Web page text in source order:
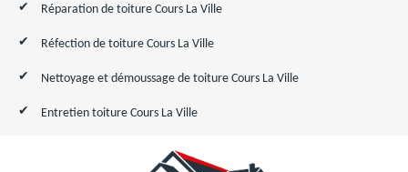
Réparation de toiture Cours La Ville
Réfection de toiture Cours La Ville
Nettoyage et démoussage de toiture Cours La Ville
Entretien toiture Cours La Ville